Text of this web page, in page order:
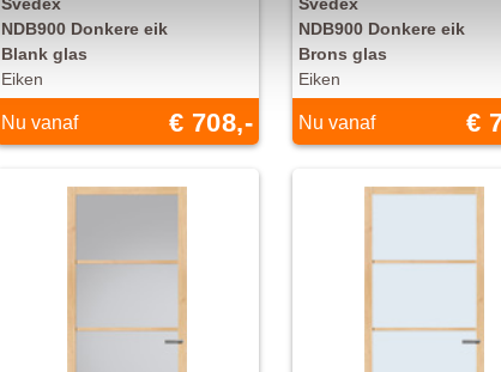
NDB900 Donkere eik
Blank glas
Eiken
Nu vanaf € 708,-
NDB900 Donkere eik
Brons glas
Eiken
Nu vanaf €